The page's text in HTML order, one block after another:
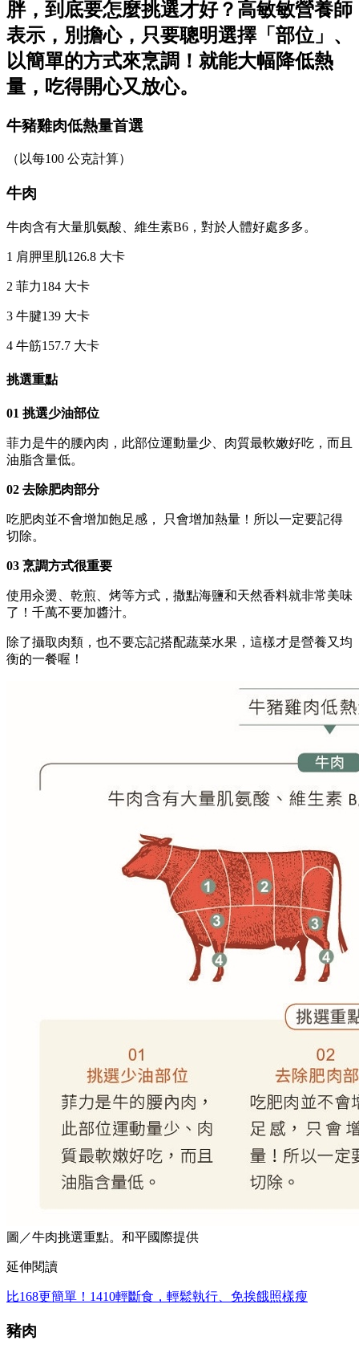
胖，到底要怎麼挑選才好？高敏敏營養師
表示，別擔心，只要聰明選擇「部位」、
以簡單的方式來烹調！就能大幅降低熱
量，吃得開心又放心。
牛豬雞肉低熱量首選
（以每100 公克計算）
牛肉
牛肉含有大量肌氨酸、維生素B6，對於人體好處多多。
1 肩胛里肌126.8 大卡
2 菲力184 大卡
3 牛腱139 大卡
4 牛筋157.7 大卡
挑選重點
01 挑選少油部位
菲力是牛的腰內肉，此部位運動量少、肉質最軟嫩好吃，而且
油脂含量低。
02 去除肥肉部分
吃肥肉並不會增加飽足感， 只會增加熱量！所以一定要記得
切除。
03 烹調方式很重要
使用汆燙、乾煎、烤等方式，撒點海鹽和天然香料就非常美味
了！千萬不要加醬汁。
除了攝取肉類，也不要忘記搭配蔬菜水果，這樣才是營養又均
衡的一餐喔！
圖／牛肉挑選重點。和平國際提供
延伸閱讀
比168更簡單！1410輕斷食，輕鬆執行、免挨餓照樣瘦
豬肉